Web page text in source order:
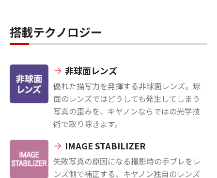
搭載テクノロジー
非球面レンズ
優れた描写力を発揮する非球面レンズ。球
面のレンズではどうしても発生してしまう
写真の歪みを、キヤノンならではの光学技
術で取り除きます。
IMAGE STABILIZER
失敗写真の原因になる撮影時の手ブレをレ
ンズ側で補正する、キヤノン独自のレンズ